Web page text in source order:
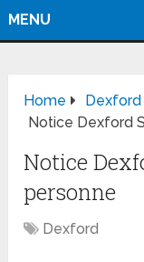
MENU
Home
Dexford
Notice Dexford
Notice
personne
Dexford